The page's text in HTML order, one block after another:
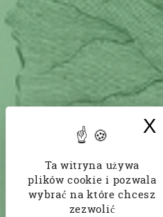
Ta witryna używa
plików cookie i pozwala
wybrać na które chcesz
zezwolić
X